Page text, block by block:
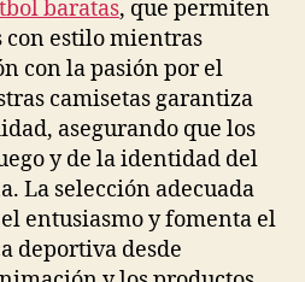
baratas, que permiten
con estilo mientras
con la pasión por el
camisetas garantiza
asegurando que los
y de la identidad del
La selección adecuada
entusiasmo y fomenta el
deportiva desde